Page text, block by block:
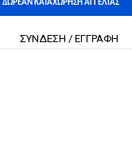
ΔΩΡΕΑΝ ΚΑΤΑΧΩΡΗΣΗ ΑΓΓΕΛΙΑΣ
ΣΥΝΔΕΣΗ / ΕΓΓΡΑΦΗ